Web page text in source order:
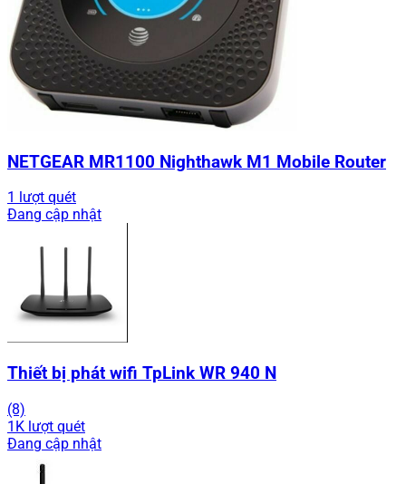
NETGEAR MR1100 Nighthawk M1 Mobile Router
1 lượt quét
Đang cập nhật
Thiết bị phát wifi TpLink WR 940 N
(8)
1K lượt quét
Đang cập nhật